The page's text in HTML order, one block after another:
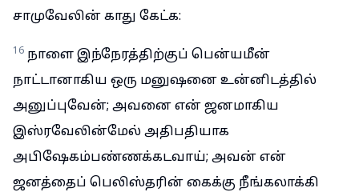
சாமுவேலின் காது கேட்க:
16 நாளை இந்நேரத்திற்குப் பென்யமீன்
நாட்டானாகிய ஒரு மனுஷனை உன்னிடத்தில்
அனுப்புவேன்; அவனை என் ஜனமாகிய
இஸ்ரவேலின்மேல் அதிபதியாக
அபிஷேகம்பண்ணக்கடவாய்; அவன் என்
ஜனத்தைப் பெலிஸ்தரின் கைக்கு நீங்கலாக்கி